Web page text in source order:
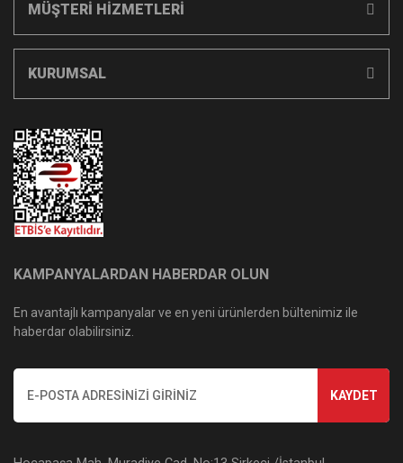
MÜŞTERİ HİZMETLERİ
KURUMSAL
KAMPANYALARDAN HABERDAR OLUN
En avantajlı kampanyalar ve en yeni ürünlerden bültenimiz ile
haberdar olabilirsiniz.
KAYDET